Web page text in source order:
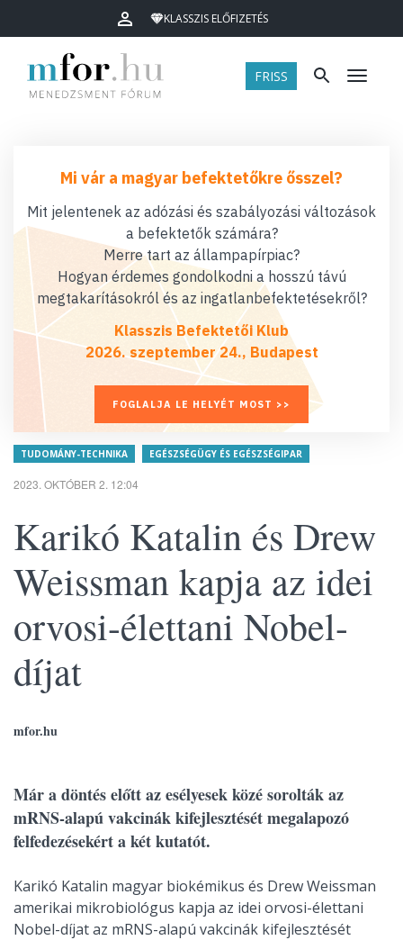
KLASSZIS ELŐFIZETÉS
FRISS Menü
Mi vár a magyar befektetőkre ősszel?
Mit jelentenek az adózási és szabályozási változások
a befektetők számára?
Merre tart az állampapírpiac?
Hogyan érdemes gondolkodni a hosszú távú
megtakarításokról és az ingatlanbefektetésekről?
Klasszis Befektetői Klub
2026. szeptember 24., Budapest
FOGLALJA LE HELYÉT MOST >>
TUDOMÁNY-TECHNIKA EGÉSZSÉGÜGY ÉS EGÉSZSÉGIPAR
2023. OKTÓBER 2. 12:04
Karikó Katalin és Drew
Weissman kapja az idei
orvosi-élettani Nobel-
díjat
mfor.hu
Már a döntés előtt az esélyesek közé sorolták az
mRNS-alapú vakcinák kifejlesztését megalapozó
felfedezésekért a két kutatót.
Karikó Katalin magyar biokémikus és Drew Weissman
amerikai mikrobiológus kapja az idei orvosi-élettani
Nobel-díjat az mRNS-alapú vakcinák kifejlesztését